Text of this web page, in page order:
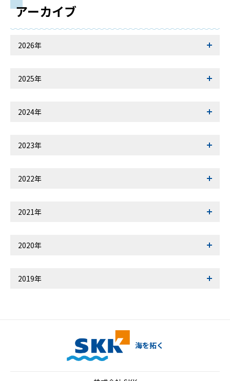
アーカイブ
2026年
2025年
2024年
2023年
2022年
2021年
2020年
2019年
海を拓く